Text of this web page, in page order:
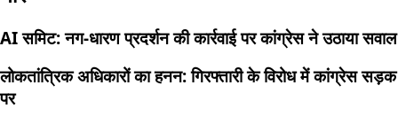
AI समिट: नग-धारण प्रदर्शन की कार्रवाई पर कांग्रेस ने उठाया सवाल
लोकतांत्रिक अधिकारों का हनन: गिरफ्तारी के विरोध में कांग्रेस सड़क
पर